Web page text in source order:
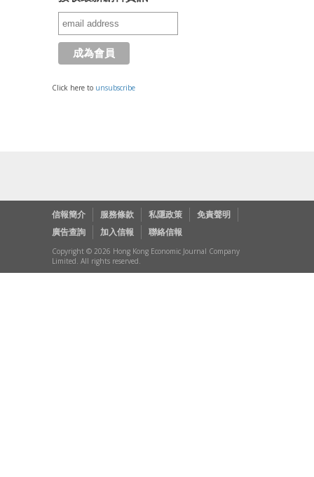
Click here to unsubscribe
信報簡介 服務條款 私隱政策
免責聲明
廣告查詢
加入信報 聯絡信報
Copyright © 2026 Hong Kong Economic Journal Company
Limited. All rights reserved.